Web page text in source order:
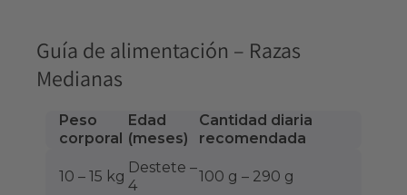
Guía de alimentación – Razas
Medianas
Peso
corporal
Edad
(meses)
Cantidad diaria
recomendada
10 – 15 kg
Destete –
4
100 g – 290 g